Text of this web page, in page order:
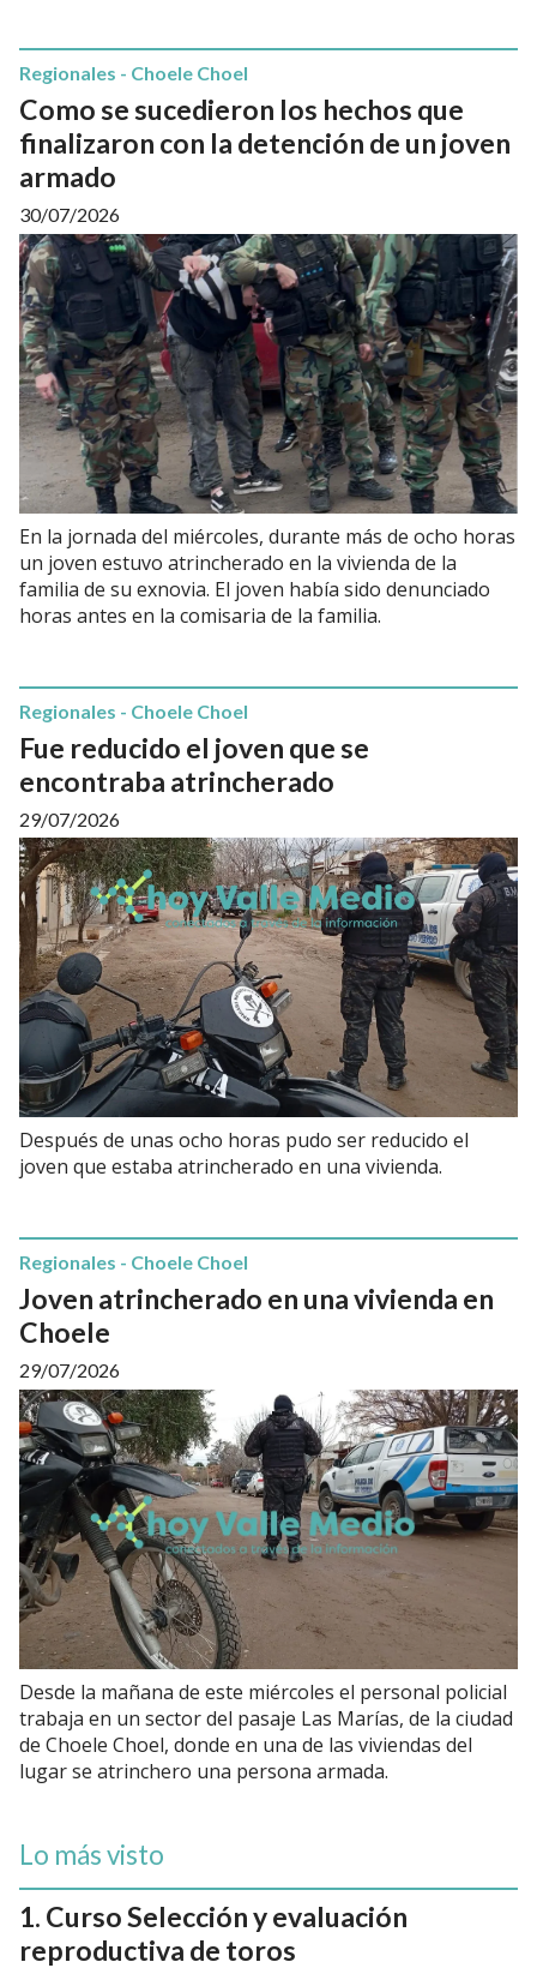
Como se sucedieron los hechos que
finalizaron con la detención de un joven
armado
Regionales - Choele Choel
30/07/2026
En la jornada del miércoles, durante más de ocho horas
un joven estuvo atrincherado en la vivienda de la
familia de su exnovia. El joven había sido denunciado
horas antes en la comisaria de la familia.
Fue reducido el joven que se
encontraba atrincherado
Regionales - Choele Choel
29/07/2026
Después de unas ocho horas pudo ser reducido el
joven que estaba atrincherado en una vivienda.
Joven atrincherado en una vivienda en
Choele
Regionales - Choele Choel
29/07/2026
Desde la mañana de este miércoles el personal policial
trabaja en un sector del pasaje Las Marías, de la ciudad
de Choele Choel, donde en una de las viviendas del
lugar se atrinchero una persona armada.
Lo más visto
Curso Selección y evaluación
reproductiva de toros